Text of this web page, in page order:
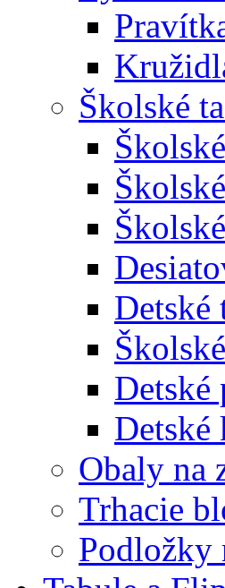
Školské
Detské
Detské
Obaly na
Trhacie
Podložky